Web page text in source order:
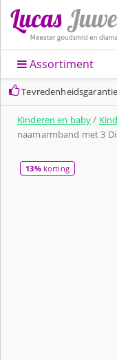
Assortiment
Snelle levering en
Kinderen en baby/
naamarmband met 3
13%korting